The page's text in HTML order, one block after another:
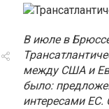
В июле в
между США и
было:
интересами ЕС.